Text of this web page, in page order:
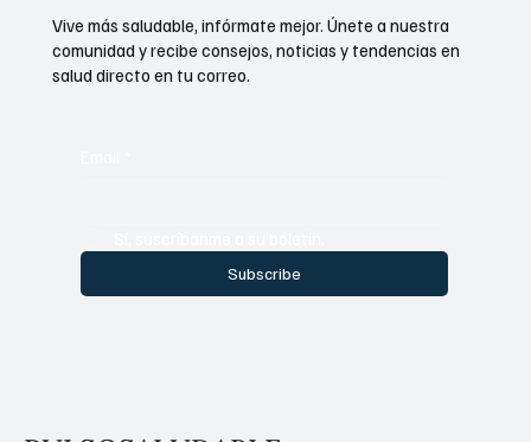
Subscribe
Vive más saludable, infórmate mejor. Únete a nuestra
comunidad y recibe consejos, noticias y tendencias en
salud directo en tu correo.